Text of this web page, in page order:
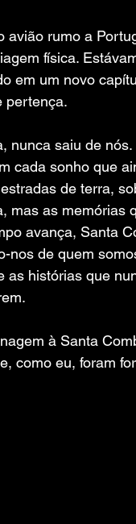
avião rumo a
física.
em um novo
pertença.
nunca saiu de
cada sonho que
de terra,
mas as
avança, Santa
nos de quem
as histórias que
à Santa
como eu, foram